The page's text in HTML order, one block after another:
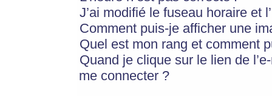
J’ai modifié le fuseau horaire et
Comment puis-je afficher une
Quel est mon rang et comment
Quand je clique sur le lien de
me connecter ?